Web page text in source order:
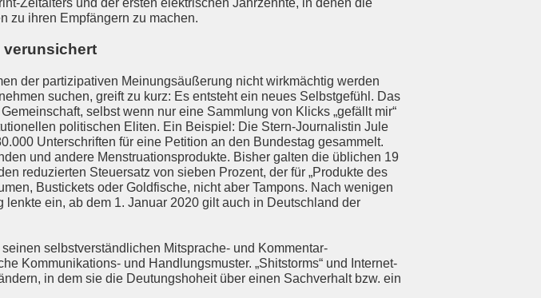
Zeitalters und der ersten elektrischen Jahrzehnte, in denen die
zu ihren Empfängern zu machen.
verunsichert
der partizipativen Meinungsäußerung nicht wirkmächtig werden
suchen, greift zu kurz: Es entsteht ein neues Selbstgefühl. Das
selbst wenn nur eine Sammlung von Klicks „gefällt mir“
politischen Eliten. Ein Beispiel: Die Stern-Journalistin Jule
Unterschriften für eine Petition an den Bundestag gesammelt.
und andere Menstruationsprodukte. Bisher galten die üblichen 19
reduzierten Steuersatz von sieben Prozent, der für „Produkte des
Bustickets oder Goldfische, nicht aber Tampons. Nach wenigen
ein, ab dem 1. Januar 2020 gilt auch in Deutschland der
selbstverständlichen Mitsprache- und Kommentar-
Kommunikations- und Handlungsmuster. „Shitstorms“ und Internet-
in dem sie die Deutungshoheit über einen Sachverhalt bzw. ein